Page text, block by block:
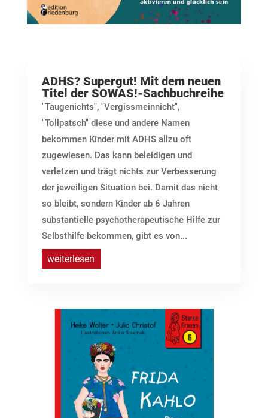
ADHS? Supergut! Mit dem neuen
Titel der SOWAS!-Sachbuchreihe
"Taugenichts", "Vergissmeinnicht",
"Tollpatsch" diese und andere Namen
bekommen Kinder mit ADHS allzu oft
zugewiesen. Das kann beleidigen und
verletzen und trägt nichts zur Verbesserung
der jeweiligen Situation bei. Damit das nicht
so bleibt, sondern Kinder ab 6 Jahren
substantielle psychotherapeutische Hilfe zur
Selbsthilfe bekommen, gibt es von...
weiterlesen